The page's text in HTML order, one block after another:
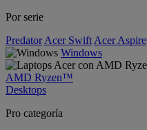
Por serie
Predator Acer Swift Acer Aspire
Windows
AMD Ryzen™
Desktops
Pro categoría